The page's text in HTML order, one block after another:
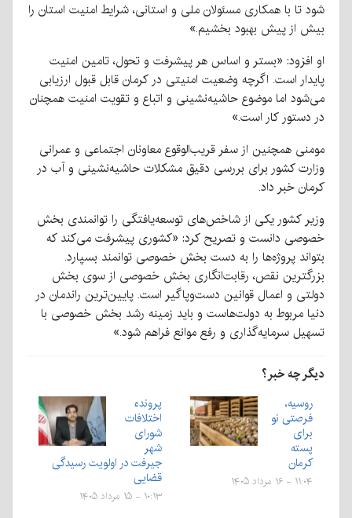
شود تا با همکاری مسئولان ملی و استانی، شرایط امنیت استان را
بیش از پیش بهبود بخشیم.»
او افزود: «بستر و اساس هر پیشرفت و تحول، تامین امنیت
پایدار است. اگرچه وضعیت امنیتی در کرمان قابل قبول ارزیابی
می‌شود اما موضوع حاشیه‌نشینی و اتباع و تقویت امنیت همچنان
در دستور کار است.»
مومنی همچنین از سفر قریب‌الوقوع معاونان اجتماعی و عمرانی
وزارت کشور برای بررسی دقیق مشکلات حاشیه‌نشینی و آب در
کرمان خبر داد.
وزیر کشور یکی از شاخص‌های توسعه‌یافتگی را توانمندی بخش
خصوصی دانست و تصریح کرد: «کشوری پیشرفت می‌کند که
بتواند پروژه‌ها را به دست بخش خصوصی توانمند بسپارد.
بزرگترین نقص، رقابت‌انگاری بخش خصوصی از سوی بخش
دولتی و اعمال قوانین دست‌وپاگیر است. پایین‌ترین راندمان در
دنیا مربوط به دولت‌هاست و باید زمینه رشد بخش خصوصی با
تسهیل سرمایه‌گذاری و رفع موانع فراهم شود.»
دیگر چه خبر؟
روسیه،
فرصتی نو
برای
پسته
کرمان
۱۱:۰۴ - ۱۶ مرداد ۱۴۰۵
پرونده
اختلافات
شورای
شهر
جیرفت در اولویت رسیدگی
قضایی
۱۰:۱۳ - ۱۵ مرداد ۱۴۰۵